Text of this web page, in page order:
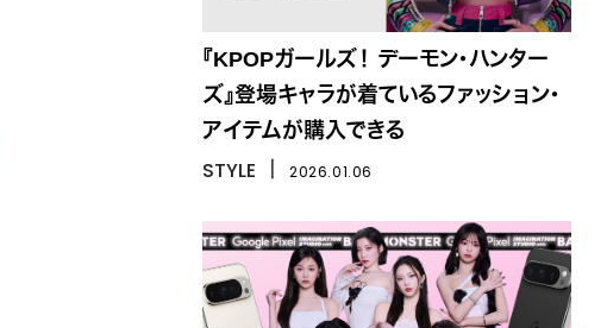
『KPOPガールズ！ デーモン・ハンター
ズ』登場キャラが着ているファッション・
アイテムが購入できる
STYLE 2026.01.06